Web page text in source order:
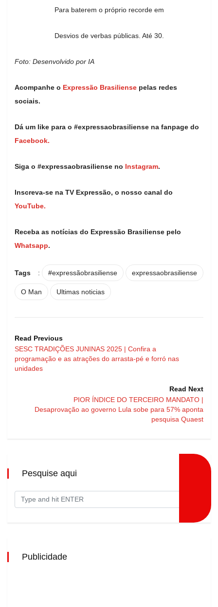
Para baterem o próprio recorde em
Desvios de verbas públicas. Até 30.
Foto: Desenvolvido por IA
Acompanhe o Expressão Brasiliense pelas redes
sociais.
Dá um like para o #expressaobrasiliense na fanpage do
Facebook.
Siga o #expressaobrasiliense no Instagram.
Inscreva-se na TV Expressão, o nosso canal do
YouTube.
Receba as notícias do Expressão Brasiliense pelo
Whatsapp.
Tags : #expressãobrasiliense expressaobrasiliense
O Man Ultimas noticias
Read Previous
SESC TRADIÇÕES JUNINAS 2025 | Confira a
programação e as atrações do arrasta-pé e forró nas
unidades
Read Next
PIOR ÍNDICE DO TERCEIRO MANDATO |
Desaprovação ao governo Lula sobe para 57% aponta
pesquisa Quaest
Pesquise aqui
Publicidade